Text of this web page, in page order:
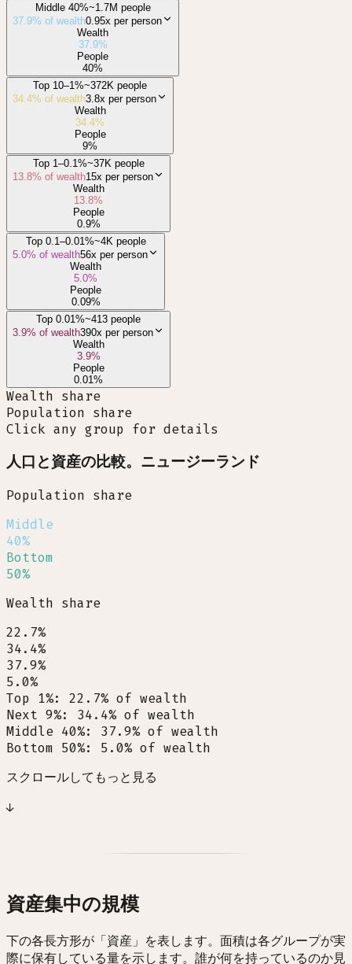
Middle 40%~1.7M people
37.9% of wealth0.95x per person
Wealth
37.9%
People
40%
Top 10–1%~372K people
34.4% of wealth3.8x per person
Wealth
34.4%
People
9%
Top 1–0.1%~37K people
13.8% of wealth15x per person
Wealth
13.8%
People
0.9%
Top 0.1–0.01%~4K people
5.0% of wealth56x per person
Wealth
5.0%
People
0.09%
Top 0.01%~413 people
3.9% of wealth390x per person
Wealth
3.9%
People
0.01%
Wealth share
Population share
Click any group for details
人口と資産の比較。ニュージーランド
Population share
Middle
40%
Bottom
50%
Wealth share
22.7%
34.4%
37.9%
5.0%
Top 1%: 22.7% of wealth
Next 9%: 34.4% of wealth
Middle 40%: 37.9% of wealth
Bottom 50%: 5.0% of wealth
スクロールしてもっと見る
↓
資産集中の規模
下の各長方形が「資産」を表します。面積は各グループが実
際に保有している量を示します。誰が何を持っているのか見